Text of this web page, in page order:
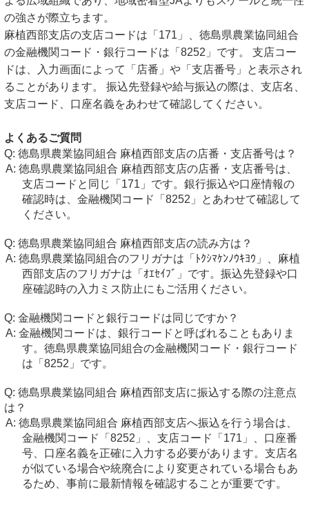
の強さが際立ちます。
麻植西部支店の支店コードは「171」、徳島県農業協同組合
の金融機関コード・銀行コードは「8252」です。 支店コー
ドは、入力画面によって「店番」や「支店番号」と表示され
ることがあります。 振込先登録や給与振込の際は、支店名、
支店コード、口座名義をあわせて確認してください。
よくあるご質問
徳島県農業協同組合 麻植西部支店の店番・支店番号は？
徳島県農業協同組合 麻植西部支店の店番・支店番号は、
支店コードと同じ「171」です。銀行振込や口座情報の
確認時は、金融機関コード「8252」とあわせて確認して
ください。
徳島県農業協同組合 麻植西部支店の読み方は？
徳島県農業協同組合のフリガナは「ﾄｸｼﾏｹﾝﾉｳｷﾖｳ」、麻植
西部支店のフリガナは「ｵｴｾｲﾌﾞ」です。振込先登録や口
座確認時の入力ミス防止にもご活用ください。
金融機関コードと銀行コードは同じですか？
金融機関コードは、銀行コードと呼ばれることもありま
す。徳島県農業協同組合の金融機関コード・銀行コード
は「8252」です。
徳島県農業協同組合 麻植西部支店に振込する際の注意点
は？
徳島県農業協同組合 麻植西部支店へ振込を行う場合は、
金融機関コード「8252」、支店コード「171」、口座番
号、口座名義を正確に入力する必要があります。支店名
が似ている場合や統廃合により変更されている場合もあ
るため、事前に最新情報を確認することが重要です。